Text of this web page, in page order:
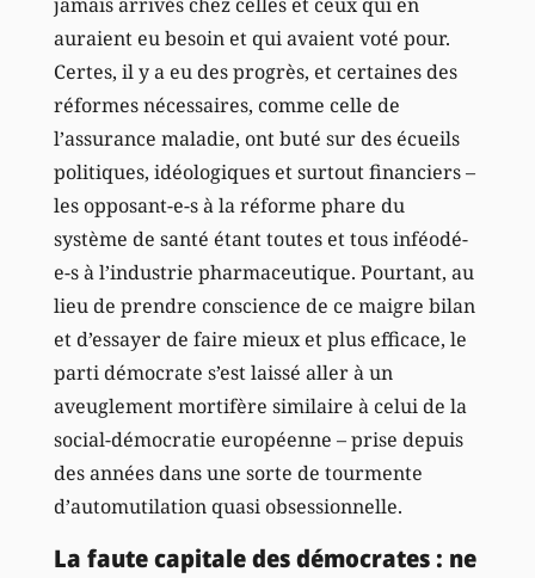
jamais arrivés chez celles et ceux qui en
auraient eu besoin et qui avaient voté pour.
Certes, il y a eu des progrès, et certaines des
réformes nécessaires, comme celle de
l’assurance maladie, ont buté sur des écueils
politiques, idéologiques et surtout financiers –
les opposant-e-s à la réforme phare du
système de santé étant toutes et tous inféodé-
e-s à l’industrie pharmaceutique. Pourtant, au
lieu de prendre conscience de ce maigre bilan
et d’essayer de faire mieux et plus efficace, le
parti démocrate s’est laissé aller à un
aveuglement mortifère similaire à celui de la
social-démocratie européenne – prise depuis
des années dans une sorte de tourmente
d’automutilation quasi obsessionnelle.
La faute capitale des démocrates : ne